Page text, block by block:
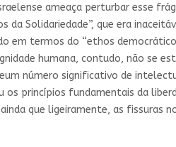
ameaça perturbar esse
da Solidariedade”, que era
em termos do “ethos democrático
humana, contudo, não se
número significativo de
os princípios fundamentais da
que ligeiramente, as fissuras